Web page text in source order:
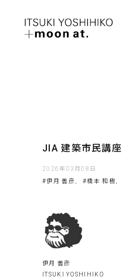
JIA 建築市民講座
2026年03月08日
#伊月 善彦,
#橋本 和樹,
伊月 善彦
ITSUKI YOSHIHIKO